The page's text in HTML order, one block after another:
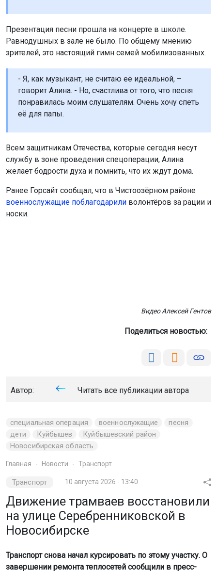
Презентация песни прошла на концерте в школе.
Равнодушных в зале не было. По общему мнению
зрителей, это настоящий гимн семей мобилизованных.
- Я, как музыкант, не считаю её идеальной, –
говорит Алина. - Но, счастлива от того, что песня
понравилась моим слушателям. Очень хочу спеть
её для папы.
Всем защитникам Отечества, которые сегодня несут
службу в зоне проведения спецоперации, Алина
желает бодрости духа и помнить, что их ждут дома.
Ранее Горсайт сообщал, что в Чистоозёрном районе
военнослужащие поблагодарили волонтёров за рации и
носки.
Видео Алексей Гентов
Поделиться новостью:
Автор: Читать все публикации автора
специальная операция военнослужащие
песня
дети
Куйбышев
Куйбышевский район
Новосибирская область
Главная Новости Транспорт
Транспорт 10 августа 2026 - 13:40
Движение трамваев восстановили
на улице Серебренниковской в
Новосибирске
Транспорт снова начал курсировать по этому участку. О
завершении ремонта теплосетей сообщили в пресс-